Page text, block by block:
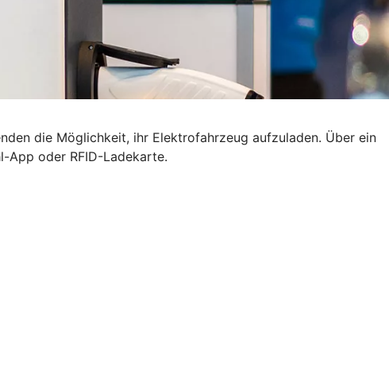
die Möglichkeit, ihr Elektrofahrzeug aufzuladen. Über ein
App oder RFID-Ladekarte.